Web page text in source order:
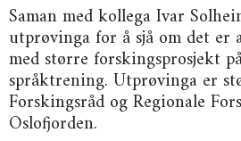
Saman med kollega Ivar
utprøvinga for å sjå om det er
med større forskingsprosjekt
språktrening. Utprøvinga er
Forskingsråd og Regionale
Oslofjorden.